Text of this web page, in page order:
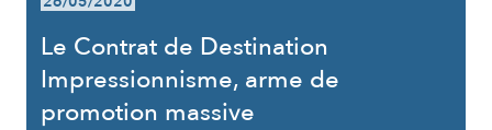
Le Contrat de Destination
Impressionnisme, arme de
promotion massive